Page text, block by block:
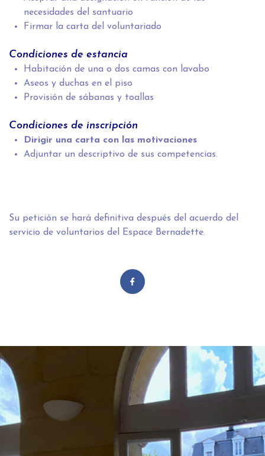
necesidades del santuario
Firmar la carta del voluntariado
Condiciones de estancia
Habitación de una o dos camas con lavabo
Aseos y duchas en el piso
Provisión de sábanas y toallas
Condiciones de inscripción
Dirigir una carta con las motivaciones
Adjuntar un descriptivo de sus competencias.
Su petición se hará definitiva después del acuerdo del
servicio de voluntarios del Espace Bernadette.